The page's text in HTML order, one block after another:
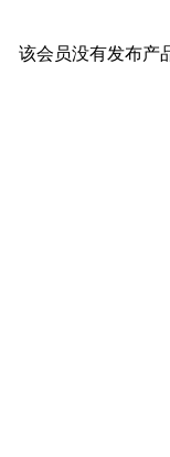
该会员没有发布产